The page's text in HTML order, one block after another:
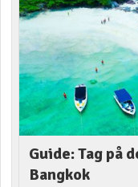
Guide: Tag på
Bangkok